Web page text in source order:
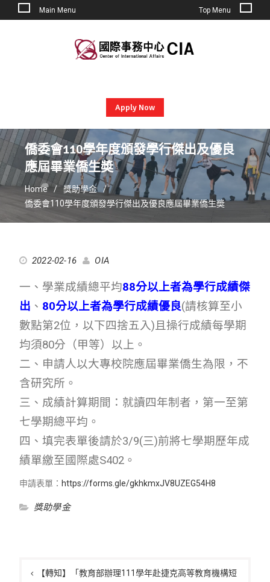
Main Menu Top Menu
Apply Now
僑委會110學年度頒發學行傑出及優良
應屆畢業僑生奬
Home
獎助學金
僑委會110學年度頒發學行傑出及優良應屆畢業僑生奬
2022-02-16 OIA
一、學業成績總平均88分以上者為學行成績傑
出 、 80分以上者為學行成績優良(請核算至小
數點第2位，以下四捨五入)且操行成績每學期
均須80分（甲等）以上。
二、申請人以大專校院應屆畢業僑生為限，不
含研究所。
三、成績計算期間：就讀四年制者，第一至第
七學期總平均。
四、填完表單後請於3/9(三)前將七學期歷年成
績單繳至國際處S402。
申請表單： https://forms.gle/gkhkmxJV8UZEG54H8
獎助學金
章
【轉知】「教育部辦理111學年赴捷克高等教育機構短